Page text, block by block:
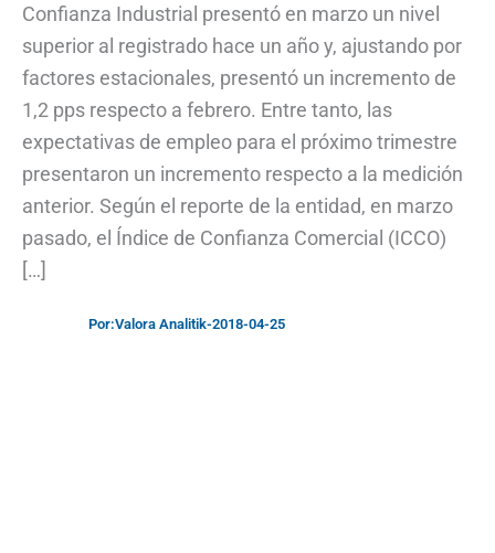
Confianza Industrial presentó en marzo un nivel
superior al registrado hace un año y, ajustando por
factores estacionales, presentó un incremento de
1,2 pps respecto a febrero. Entre tanto, las
expectativas de empleo para el próximo trimestre
presentaron un incremento respecto a la medición
anterior. Según el reporte de la entidad, en marzo
pasado, el Índice de Confianza Comercial (ICCO)
[…]
Por:Valora Analitik-2018-04-25